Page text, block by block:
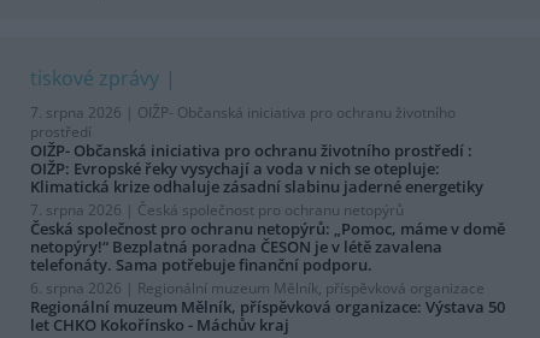
tiskové zprávy
7. srpna 2026 | OIŽP- Občanská iniciativa pro ochranu životního
prostředí
OIŽP- Občanská iniciativa pro ochranu životního prostředí :
OIŽP: Evropské řeky vysychají a voda v nich se otepluje:
Klimatická krize odhaluje zásadní slabinu jaderné energetiky
7. srpna 2026 | Česká společnost pro ochranu netopýrů
Česká společnost pro ochranu netopýrů: „Pomoc, máme v domě
netopýry!“ Bezplatná poradna ČESON je v létě zavalena
telefonáty. Sama potřebuje finanční podporu.
6. srpna 2026 | Regionální muzeum Mělník, příspěvková organizace
Regionální muzeum Mělník, příspěvková organizace: Výstava 50
let CHKO Kokořínsko - Máchův kraj